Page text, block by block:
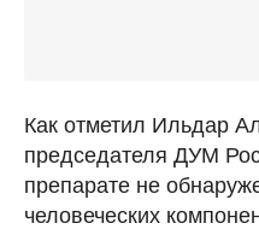
Как отметил Ильдар
председателя ДУМ
препарате не
человеческих